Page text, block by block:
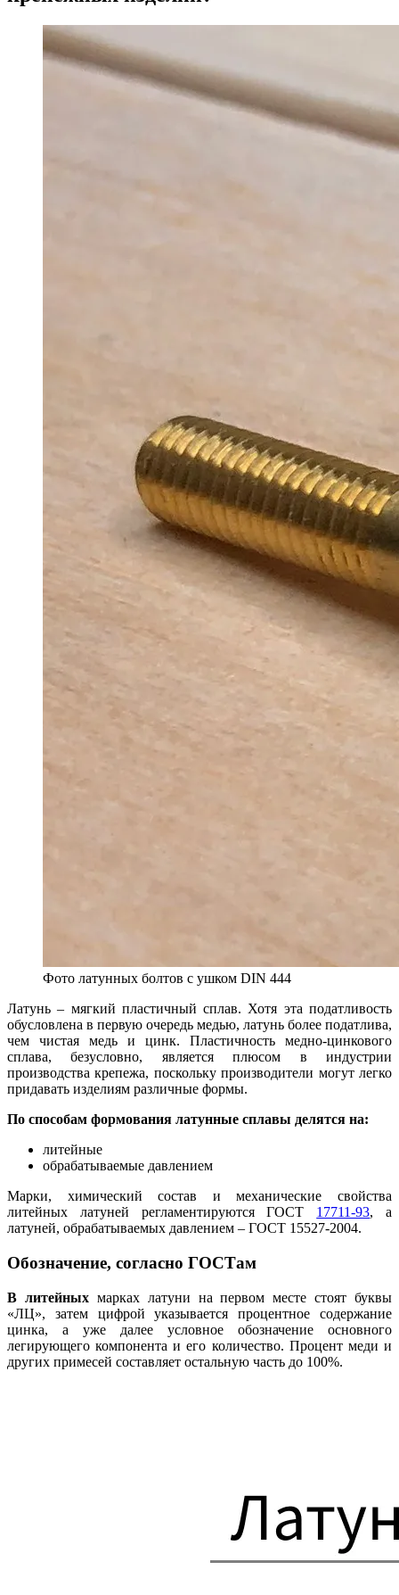
Фото латунных болтов с ушком DIN 444
Латунь – мягкий пластичный сплав. Хотя эта податливость
обусловлена в первую очередь медью, латунь более податлива,
чем чистая медь и цинк. Пластичность медно-цинкового
сплава, безусловно, является плюсом в индустрии
производства крепежа, поскольку производители могут легко
придавать изделиям различные формы.
По способам формования латунные сплавы делятся на:
литейные
обрабатываемые давлением
Марки, химический состав и механические свойства
литейных латуней регламентируются ГОСТ 17711-93, а
латуней, обрабатываемых давлением – ГОСТ 15527-2004.
Обозначение, согласно ГОСТам
В литейныхмарках латуни на первом месте стоят буквы
«ЛЦ», затем цифрой указывается процентное содержание
цинка, а уже далее условное обозначение основного
легирующего компонента и его количество. Процент меди и
других примесей составляет остальную часть до 100%.